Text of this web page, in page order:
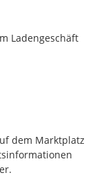
Ladengeschäft
dem Marktplatz